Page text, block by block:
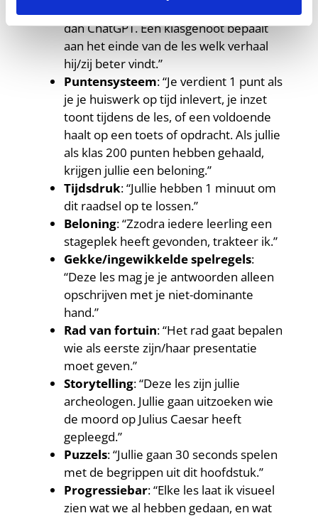
dan ChatGPT. Een klasgenoot bepaalt
aan het einde van de les welk verhaal
hij/zij beter vindt.”
Puntensysteem: “Je verdient 1 punt als
je je huiswerk op tijd inlevert, je inzet
toont tijdens de les, of een voldoende
haalt op een toets of opdracht. Als jullie
als klas 200 punten hebben gehaald,
krijgen jullie een beloning.”
Tijdsdruk: “Jullie hebben 1 minuut om
dit raadsel op te lossen.”
Beloning: “Zzodra iedere leerling een
stageplek heeft gevonden, trakteer ik.”
Gekke/ingewikkelde spelregels:
“Deze les mag je je antwoorden alleen
opschrijven met je niet-dominante
hand.”
Rad van fortuin: “Het rad gaat bepalen
wie als eerste zijn/haar presentatie
moet geven.”
Storytelling: “Deze les zijn jullie
archeologen. Jullie gaan uitzoeken wie
de moord op Julius Caesar heeft
gepleegd.”
Puzzels: “Jullie gaan 30 seconds spelen
met de begrippen uit dit hoofdstuk.”
Progressiebar: “Elke les laat ik visueel
zien wat we al hebben gedaan, en wat